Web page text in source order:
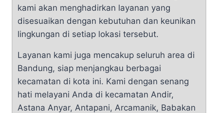
kami akan menghadirkan layanan yang
disesuaikan dengan kebutuhan dan keunikan
lingkungan di setiap lokasi tersebut.
Layanan kami juga mencakup seluruh area di
Bandung, siap menjangkau berbagai
kecamatan di kota ini. Kami dengan senang
hati melayani Anda di kecamatan Andir,
Astana Anyar, Antapani, Arcamanik, Babakan